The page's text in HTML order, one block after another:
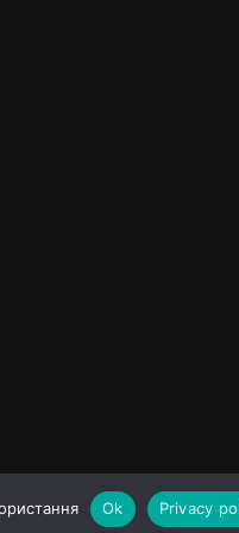
Політика конфіденційності
Ok Privacy